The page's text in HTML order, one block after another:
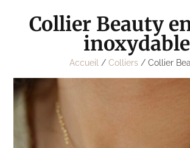
Collier Beauty
inoxydable
Accueil / Colliers / Collier